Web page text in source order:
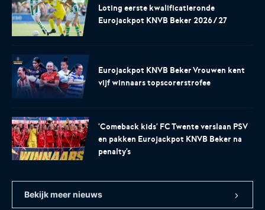
Loting eerste kwalificatieronde
Eurojackpot KNVB Beker 2026/27
Eurojackpot KNVB Beker Vrouwen kent
vijf winnaars topscorerstrofee
'Comeback kids' FC Twente verslaan PSV
en pakken Eurojackpot KNVB Beker na
penalty's
Bekijk meer nieuws